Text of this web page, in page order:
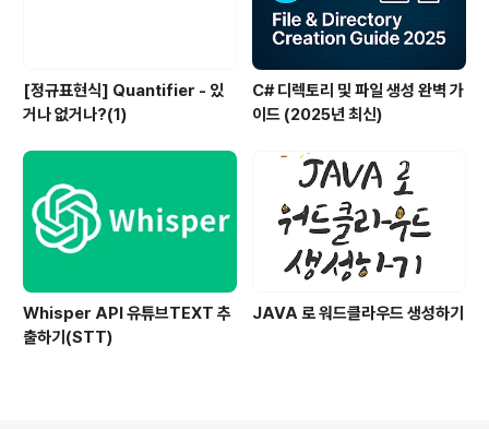
[정규표현식] Quantifier - 있
거나 없거나?(1)
C# 디렉토리 및 파일 생성 완벽 가
이드 (2025년 최신)
Whisper API 유튜브TEXT 추
출하기(STT)
JAVA 로 워드클라우드 생성하기